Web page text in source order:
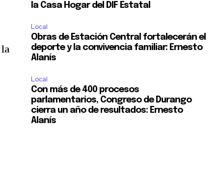
la Casa Hogar del DIF Estatal
Local
Obras de Estación Central fortalecerán el
deporte y la convivencia familiar: Ernesto
Alanís
Local
Con más de 400 procesos
parlamentarios, Congreso de Durango
cierra un año de resultados: Ernesto
Alanís